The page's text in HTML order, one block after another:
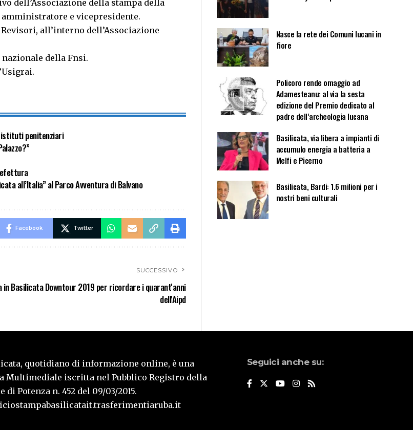
dell’Associazione della stampa della
e vicepresidente.
all’interno dell’Associazione
nazionale della Fnsi.
istituti penitenziari
all’Italia” al Parco Avventura di Balvano
Facebook Twitter
SUCCESSIVO
in Basilicata Downtour 2019 per ricordare i quarant'anni
dell'Aipd
Nasce la rete dei Comuni lucani in
fiore
Policoro rende omaggio ad
Adamesteanu: al via la sesta
edizione del Premio dedicato al
padre dell’archeologia lucana
Basilicata, via libera a impianti di
accumulo energia a batteria a
Melfi e Picerno
Basilicata, Bardi: 1.6 milioni per i
nostri beni culturali
quotidiano di informazione online, è una
Multimediale iscritta nel Pubblico Registro della
di Potenza n. 452 del 09/03/2015.
Seguici anche su: